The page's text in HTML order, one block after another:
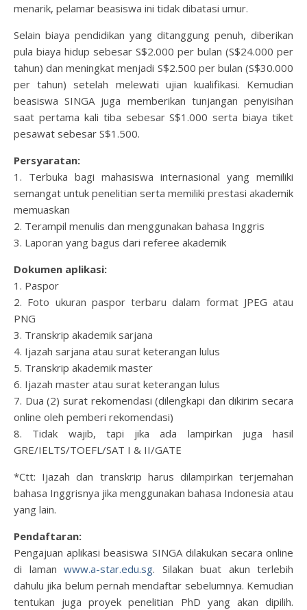
menarik, pelamar beasiswa ini tidak dibatasi umur.
Selain biaya pendidikan yang ditanggung penuh, diberikan
pula biaya hidup sebesar S$2.000 per bulan (S$24.000 per
tahun) dan meningkat menjadi S$2.500 per bulan (S$30.000
per tahun) setelah melewati ujian kualifikasi. Kemudian
beasiswa SINGA juga memberikan tunjangan penyisihan
saat pertama kali tiba sebesar S$1.000 serta biaya tiket
pesawat sebesar S$1.500.
Persyaratan:
1. Terbuka bagi mahasiswa internasional yang memiliki
semangat untuk penelitian serta memiliki prestasi akademik
memuaskan
2. Terampil menulis dan menggunakan bahasa Inggris
3. Laporan yang bagus dari referee akademik
Dokumen aplikasi:
1. Paspor
2. Foto ukuran paspor terbaru dalam format JPEG atau
PNG
3. Transkrip akademik sarjana
4. Ijazah sarjana atau surat keterangan lulus
5. Transkrip akademik master
6. Ijazah master atau surat keterangan lulus
7. Dua (2) surat rekomendasi (dilengkapi dan dikirim secara
online oleh pemberi rekomendasi)
8. Tidak wajib, tapi jika ada lampirkan juga hasil
GRE/IELTS/TOEFL/SAT I & II/GATE
*Ctt: Ijazah dan transkrip harus dilampirkan terjemahan
bahasa Inggrisnya jika menggunakan bahasa Indonesia atau
yang lain.
Pendaftaran:
Pengajuan aplikasi beasiswa SINGA dilakukan secara online
di laman www.a-star.edu.sg. Silakan buat akun terlebih
dahulu jika belum pernah mendaftar sebelumnya. Kemudian
tentukan juga proyek penelitian PhD yang akan dipilih.